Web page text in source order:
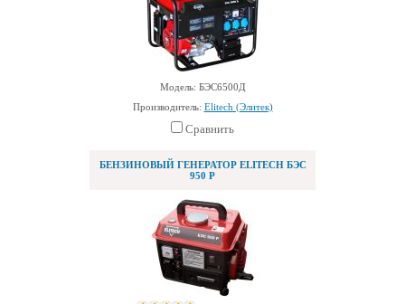
Модель: БЭС6500Д
Производитель: Elitech (Элитек)
Сравнить
БЕНЗИНОВЫЙ ГЕНЕРАТОР ELITECH БЭС
950 Р